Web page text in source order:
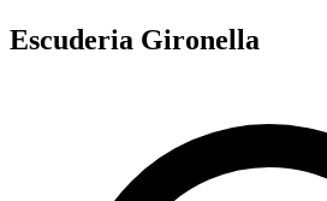
Escuderia Gironella